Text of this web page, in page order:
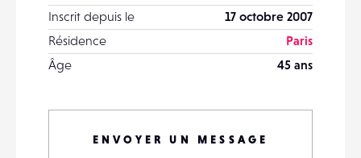
Inscrit depuis le
17 octobre 2007
Résidence
Paris
Âge
45 ans
ENVOYER UN MESSAGE